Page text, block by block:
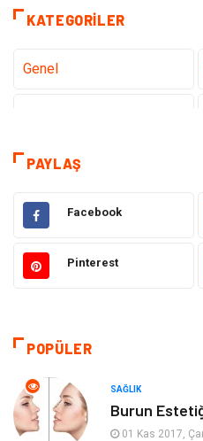
KATEGORILER
Genel
Sağlık
Gıda
Makine
Hukuk
Eğitim & Kariyer
Yapı İnşaat
PAYLAŞ
Facebook
Pinterest
POPÜLER
SAĞLIK
Burun
01 Kas 2017,